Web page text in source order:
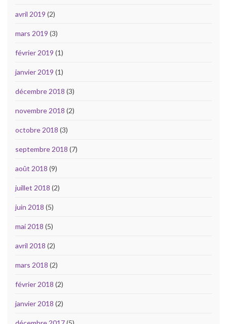
avril 2019 (2)
mars 2019 (3)
février 2019 (1)
janvier 2019 (1)
décembre 2018 (3)
novembre 2018 (2)
octobre 2018 (3)
septembre 2018 (7)
août 2018 (9)
juillet 2018 (2)
juin 2018 (5)
mai 2018 (5)
avril 2018 (2)
mars 2018 (2)
février 2018 (2)
janvier 2018 (2)